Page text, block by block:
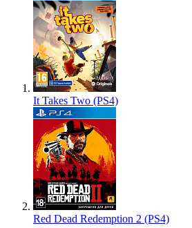
It Takes Two (PS4)
Red Dead Redemption 2 (PS4)